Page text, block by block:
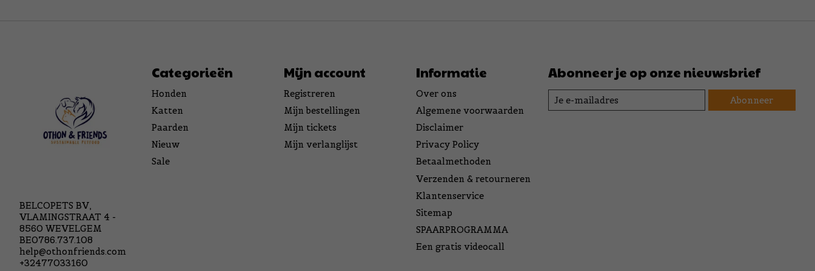
BELCOPETS BV,
VLAMINGSTRAAT 4 -
8560 WEVELGEM
BE0786.737.108
help@othonfriends.com
+32477033160
Categorieën
Honden
Katten
Paarden
Nieuw
Sale
Mijn account
Registreren
Mijn bestellingen
Mijn tickets
Mijn verlanglijst
Informatie
Over ons
Algemene voorwaarden
Disclaimer
Privacy Policy
Betaalmethoden
Verzenden & retourneren
Klantenservice
Sitemap
SPAARPROGRAMMA
Een gratis videocall
Abonneer je op onze nieuwsbrief
Abonneer